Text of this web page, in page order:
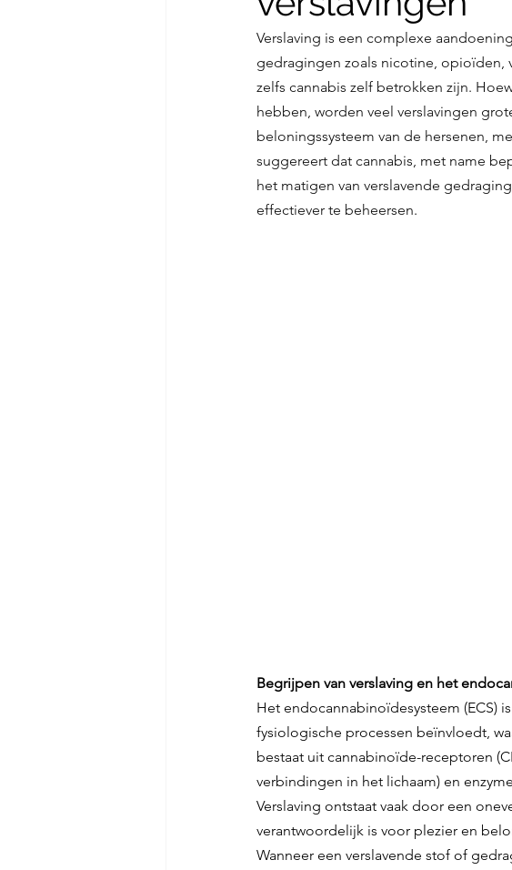
Verslaving is een complexe
gedragingen zoals nicotine, opioïden,
zelfs cannabis zelf betrokken zijn.
hebben, worden veel verslavingen
beloningssysteem van de hersenen,
suggereert dat cannabis, met name
het matigen van verslavende
effectiever te beheersen.
Begrijpen van verslaving en het
Het endocannabinoïdesysteem (ECS)
fysiologische processen beïnvloedt,
bestaat uit cannabinoïde-receptoren
verbindingen in het lichaam) en
Verslaving ontstaat vaak door een
verantwoordelijk is voor plezier en
Wanneer een verslavende stof of